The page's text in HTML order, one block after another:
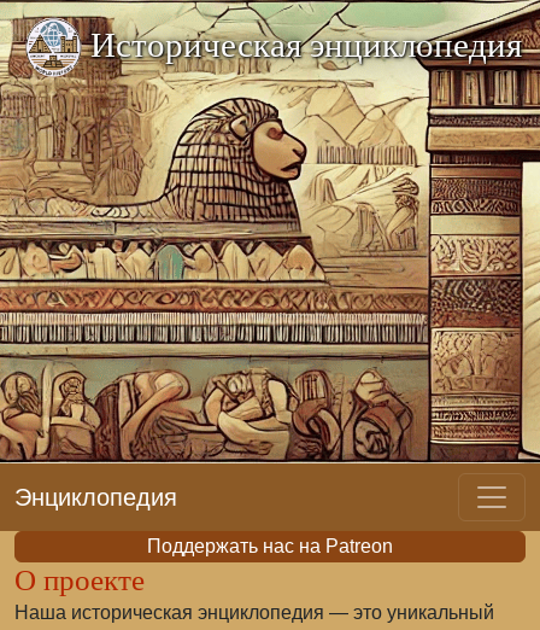
Историческая энциклопедия
Энциклопедия
Поддержать нас на Patreon
О проекте
Наша историческая энциклопедия — это уникальный